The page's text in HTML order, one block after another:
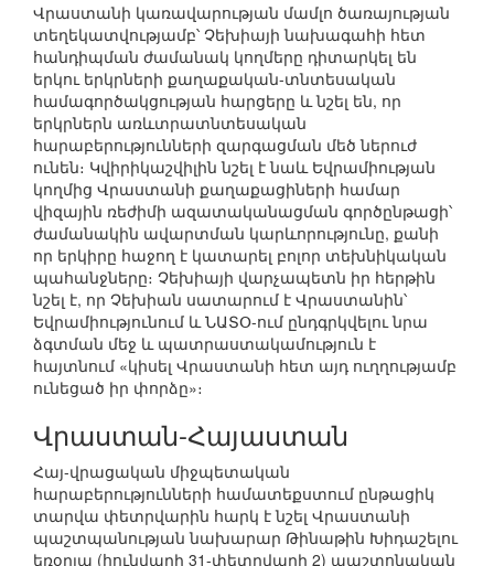
Վրաստանի կառավարության մամլո ծառայության
տեղեկատվությամբ՝ Չեխիայի նախագահի հետ
հանդիպման ժամանակ կողմերը դիտարկել են
երկու երկրների քաղաքական-տնտեսական
համագործակցության հարցերը և նշել են, որ
երկրներն առևտրատնտեսական
հարաբերությունների զարգացման մեծ ներուժ
ունեն։ Կվիրիկաշվիլին նշել է նաև Եվրամիության
կողմից Վրաստանի քաղաքացիների համար
վիզային ռեժիմի ազատականացման գործընթացի՝
ժամանակին ավարտման կարևորությունը, քանի
որ երկիրը հաջող է կատարել բոլոր տեխնիկական
պահանջները։ Չեխիայի վարչապետն իր հերթին
նշել է, որ Չեխիան սատարում է Վրաստանին՝
Եվրամիությունում և ՆԱՏՕ-ում ընդգրկվելու նրա
ձգտման մեջ և պատրաստակամություն է
հայտնում «կիսել Վրաստանի հետ այդ ուղղությամբ
ունեցած իր փորձը»։
Վրաստան-Հայաստան
Հայ-վրացական միջպետական
հարաբերությունների համատեքստում ընթացիկ
տարվա փետրվարին հարկ է նշել Վրաստանի
պաշտպանության նախարար Թինաթին Խիդաշելու
եռօրյա (հունվարի 31-փետրվարի 2) պաշտոնական